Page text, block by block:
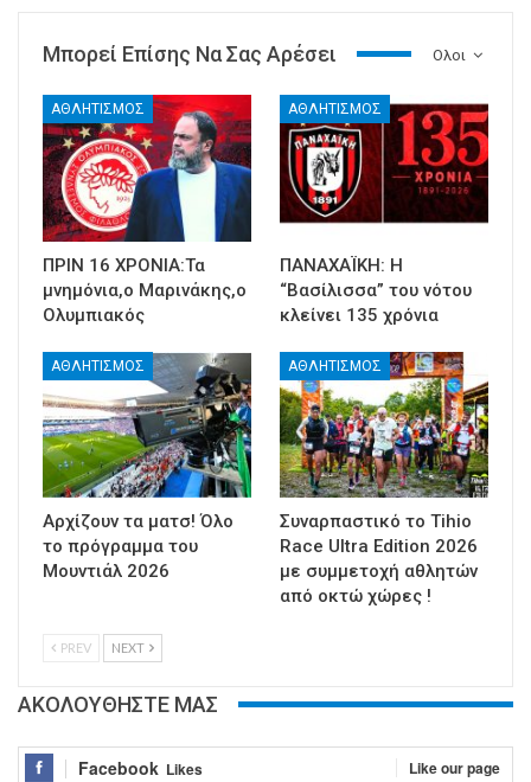
Ολοι
Μπορεί Επίσης Να Σας Αρέσει
ΑΘΛΗΤΙΣΜΟΣ
ΠΡΙΝ 16 ΧΡΟΝΙΑ:Τα
μνημόνια,ο Μαρινάκης,ο
Ολυμπιακός
ΑΘΛΗΤΙΣΜΟΣ
ΠΑΝΑΧΑΪΚΗ: Η
“Βασίλισσα” του νότου
κλείνει 135 χρόνια
ΑΘΛΗΤΙΣΜΟΣ
Αρχίζουν τα ματσ! Όλο
το πρόγραμμα του
Μουντιάλ 2026
ΑΘΛΗΤΙΣΜΟΣ
Συναρπαστικό το Tihio
Race Ultra Edition 2026
με συμμετοχή αθλητών
από οκτώ χώρες !
PREV NEXT
ΑΚΟΛΟΥΘΗΣΤΕ ΜΑΣ
Facebook Likes Like our page